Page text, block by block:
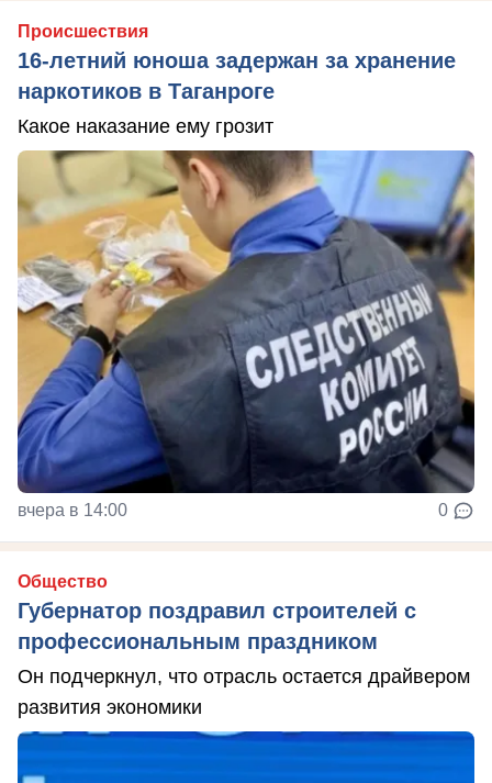
Происшествия
16-летний юноша задержан за хранение
наркотиков в Таганроге
Какое наказание ему грозит
вчера в 14:00 0
Общество
Губернатор поздравил строителей с
профессиональным праздником
Он подчеркнул, что отрасль остается драйвером
развития экономики